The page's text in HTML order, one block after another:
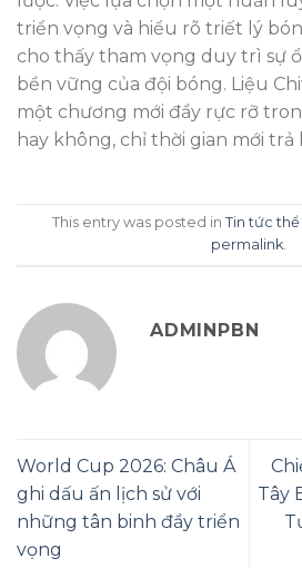
triển vọng và hiểu rõ triết lý
cho thấy tham vọng duy trì sự
bền vững của đội bóng. Liệu
một chương mới đầy rực rỡ
hay không, chỉ thời gian mới trả
This entry was posted in Tin tức
permalink.
ADMINPBN
World Cup 2026: Châu Á
ghi dấu ấn lịch sử với
những tân binh đầy triển
vọng
Tây